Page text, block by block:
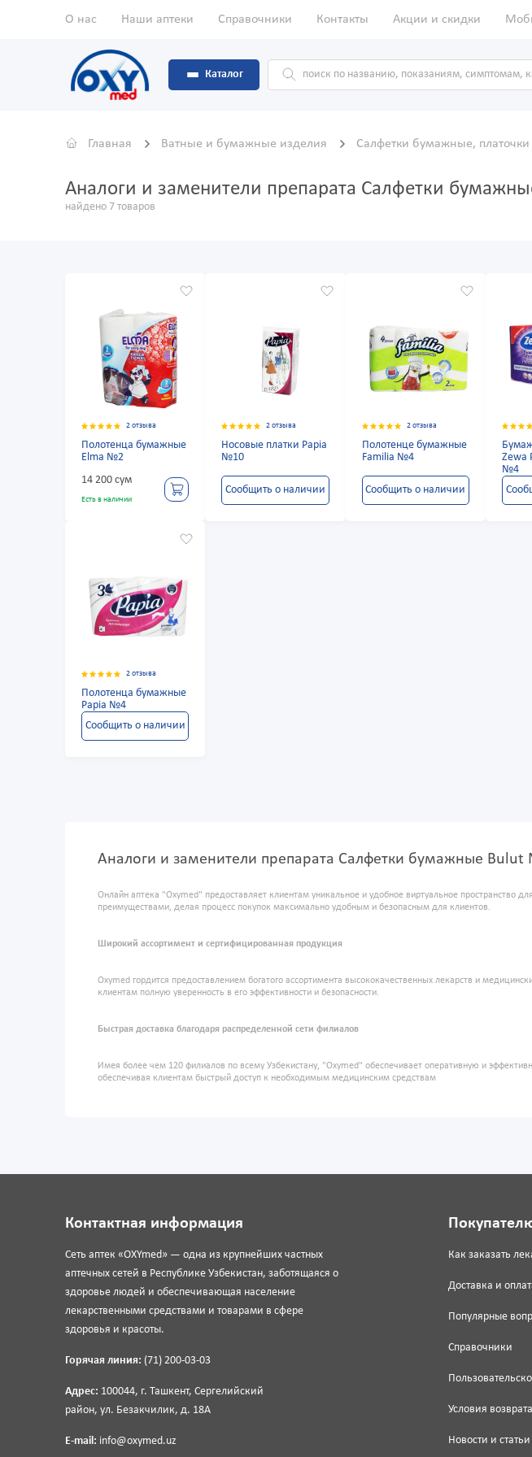
О нас Наши аптеки Справочники Контакты Акции и скидки
Каталог
Главная Ватные и бумажные изделия Салфетки бумажные, платочки
Аналоги и заменители препарата Салфетки
найдено 7 товаров
2 отзыва
Полотенца бумажные
Elma №2
14 200 сум
Есть в наличии
2 отзыва
Носовые платки Papia
№10
Сообщить о наличии
2 отзыва
Полотенце бумажные
Familia №4
Сообщить о наличии
Zewa
№4
2 отзыва
Полотенца бумажные
Papia №4
Сообщить о наличии
Аналоги и заменители препарата Салфетки бумажные Bulut
Онлайн аптека "Oxymed" предоставляет клиентам уникальное и удобное виртуальное
преимуществами, делая процесс покупок максимально удобным и безопасным для клиентов.
Широкий ассортимент и сертифицированная продукция
Oxymed гордится предоставлением богатого ассортимента высококачественных лекарств и
клиентам полную уверенность в его эффективности и безопасности.
Быстрая доставка благодаря распределенной сети филиалов
Имея более чем 120 филиалов по всему Узбекистану, "Oxymed" обеспечивает оперативную и
обеспечивая клиентам быстрый доступ к необходимым медицинским средствам
Контактная информация
Сеть аптек «OXYmed» — одна из крупнейших частных
аптечных сетей в Республике Узбекистан, заботящаяся о
здоровье людей и обеспечивающая население
лекарственными средствами и товарами в сфере
здоровья и красоты.
Горячая линия: (71) 200-03-03
Адрес: 100044, г. Ташкент, Сергелийский
район, ул. Безакчилик, д. 18А
E-mail: info@oxymed.uz
Как заказать
Доставка и
Популярные
Справочники
Условия
Новости и статьи